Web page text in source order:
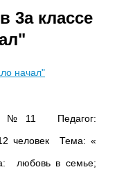
3а классе
начал"
№11 Педагог:
человек Тема: «
любовь в семье;